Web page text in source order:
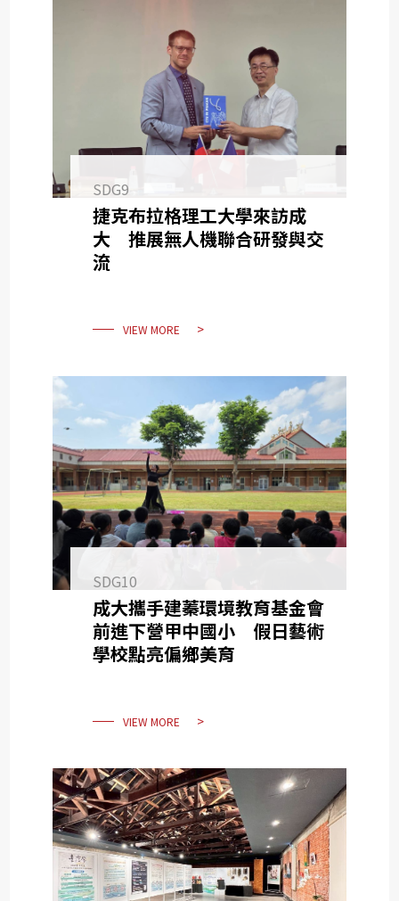
SDG16
SDG17
SDG9
捷克布拉格理工大學來訪成
大 推展無人機聯合研發與交
流
VIEW MORE
SDG10
成大攜手建蓁環境教育基金會
前進下營甲中國小 假日藝術
學校點亮偏鄉美育
VIEW MORE